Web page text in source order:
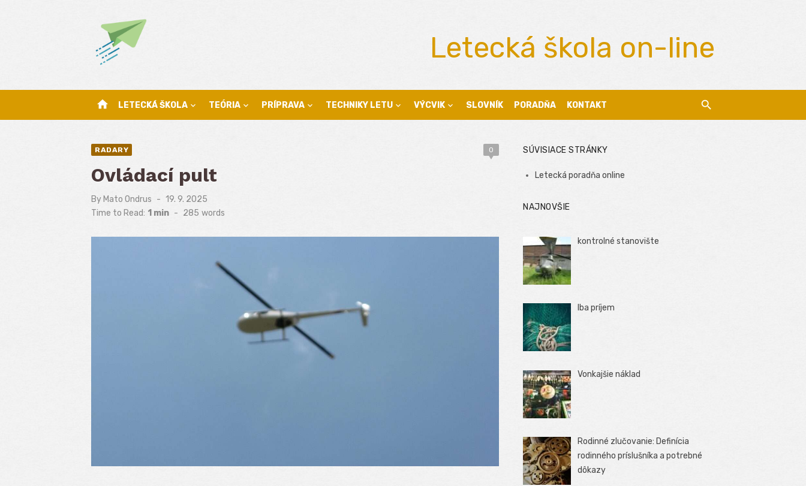
Letecká škola on-line
home LETECKÁ ŠKOLA TEÓRIA PRÍPRAVA TECHNIKY LETU VÝCVIK SLOVNÍK PORADŇA KONTAKT
RADARY 0
Ovládací pult
By Mato Ondrus
Posted
on
19. 9. 2025
Time to Read: 1 min - 285 words
SÚVISIACE STRÁNKY
Letecká poradňa online
NAJNOVŠIE
kontrolné stanovište
Iba príjem
Vonkajšie náklad
Rodinné zlučovanie: Definícia
rodinného príslušníka a potrebné
dôkazy